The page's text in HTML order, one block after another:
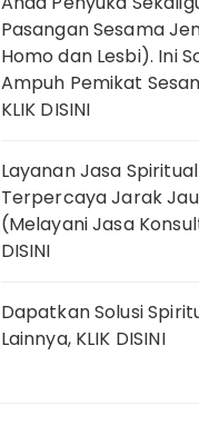
Pasangan Sesama
Homo dan Lesbi). Ini
Ampuh Pemikat
KLIK DISINI
Layanan Jasa
Terpercaya Jarak
(Melayani Jasa
DISINI
Dapatkan Solusi
Lainnya, KLIK DISINI